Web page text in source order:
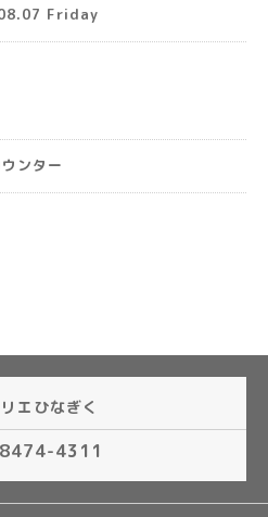
Friday
ウンター
エひなぎく
4311